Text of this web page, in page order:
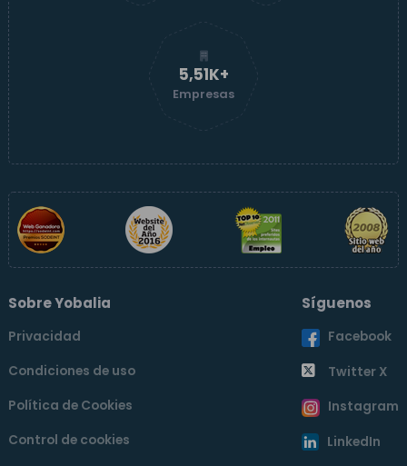
5,51K+
Empresas
Sobre Yobalia
Privacidad
Condiciones de uso
Política de Cookies
Control de cookies
Síguenos
Facebook
Twitter X
Instagram
LinkedIn